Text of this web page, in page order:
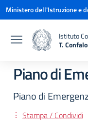
Vai ai contenuti
Vai al menu di navigazione
Vai al footer
Ministero dell'Istruzione e
Istituto
T.
Piano di
Piano di
Stampa / Condividi